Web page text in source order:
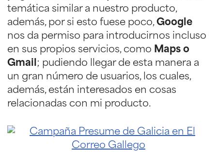
temática similar a nuestro producto,
además, por si esto fuese poco, Google
nos da permiso para introducirnos incluso
en sus propios servicios, como Maps o
Gmail ; pudiendo llegar de esta manera a
un gran número de usuarios, los cuales,
además, están interesados en cosas
relacionadas con mi producto.